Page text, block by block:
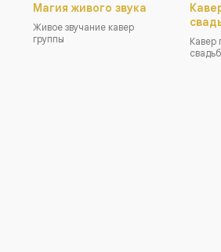
Магия живого звука
Живое звучание кавер
группы
Кавер